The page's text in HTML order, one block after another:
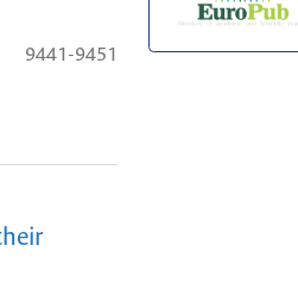
9441-9451